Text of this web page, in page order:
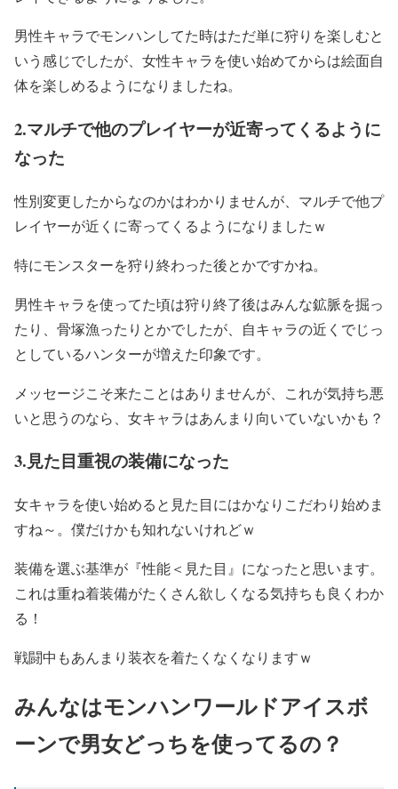
男性キャラでモンハンしてた時はただ単に狩りを楽しむと
いう感じでしたが、女性キャラを使い始めてからは絵面自
体を楽しめるようになりましたね。
2.マルチで他のプレイヤーが近寄ってくるように
なった
性別変更したからなのかはわかりませんが、マルチで他プ
レイヤーが近くに寄ってくるようになりましたｗ
特にモンスターを狩り終わった後とかですかね。
男性キャラを使ってた頃は狩り終了後はみんな鉱脈を掘っ
たり、骨塚漁ったりとかでしたが、自キャラの近くでじっ
としているハンターが増えた印象です。
メッセージこそ来たことはありませんが、これが気持ち悪
いと思うのなら、女キャラはあんまり向いていないかも？
3.見た目重視の装備になった
女キャラを使い始めると見た目にはかなりこだわり始めま
すね～。僕だけかも知れないけれどｗ
装備を選ぶ基準が『性能＜見た目』になったと思います。
これは重ね着装備がたくさん欲しくなる気持ちも良くわか
る！
戦闘中もあんまり装衣を着たくなくなりますｗ
みんなはモンハンワールドアイスボ
ーンで男女どっちを使ってるの？